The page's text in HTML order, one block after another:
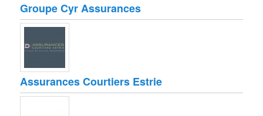
Groupe Cyr Assurances
Assurances Courtiers Estrie